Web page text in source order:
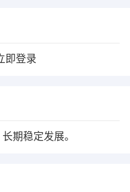
即登录
期稳定发展。